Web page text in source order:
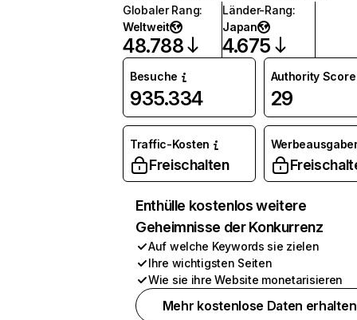
Globaler Rang:
Weltweit
48.788
Länder-Rang:
Japan
4.675
Besuche
935.334
Authority Score
29
Traffic-Kosten
Freischalten
Enthülle kostenlos weitere
Geheimnisse der Konkurrenz
Auf welche Keywords sie zielen
Ihre wichtigsten Seiten
Wie sie ihre Website monetarisieren
Mehr kostenlose Daten erhalten